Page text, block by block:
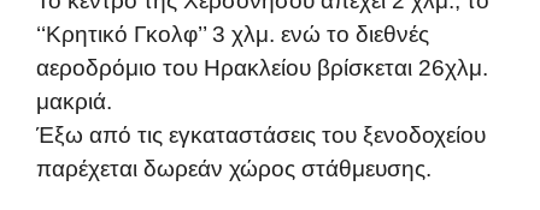
‘‘Κρητικό Γκολφ’’ 3 χλμ. ενώ το διεθνές
αεροδρόμιο του Ηρακλείου βρίσκεται 26χλμ.
μακριά.
Έξω από τις εγκαταστάσεις του ξενοδοχείου
παρέχεται δωρεάν χώρος στάθμευσης.